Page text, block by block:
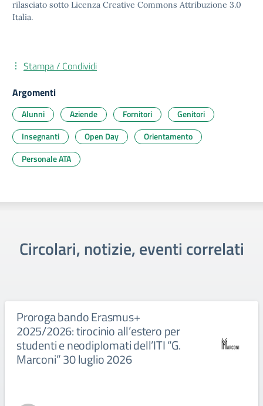
rilasciato sotto Licenza Creative Commons Attribuzione 3.0
Italia.
Stampa / Condividi
Argomenti
Alunni Aziende Fornitori
Genitori
Insegnanti
Open Day
Orientamento
Personale ATA
Circolari, notizie, eventi correlati
Proroga bando Erasmus+
2025/2026: tirocinio all’estero per
studenti e neodiplomati dell’ITI “G.
Marconi” 30 luglio 2026